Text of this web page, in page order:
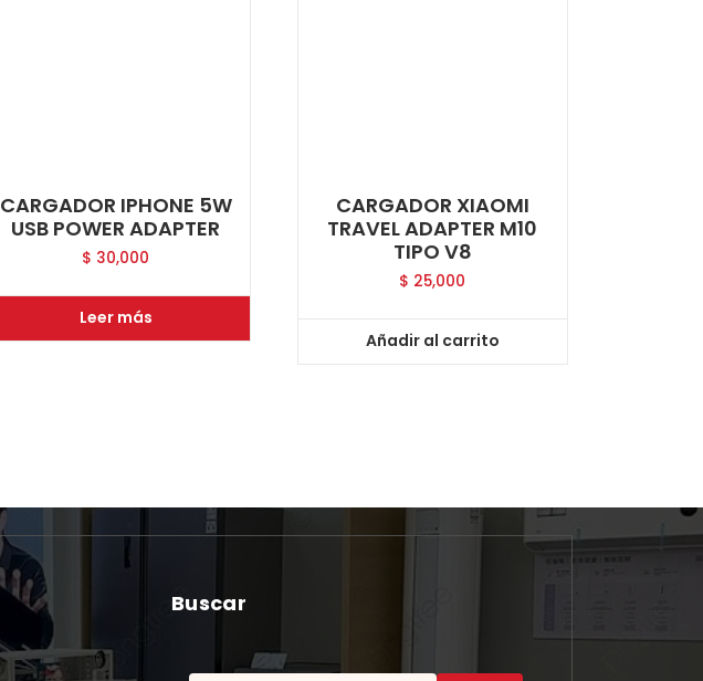
CARGADOR IPHONE 5W
USB POWER ADAPTER
$ 30,000
Leer más
CARGADOR XIAOMI
TRAVEL ADAPTER M10
TIPO V8
$ 25,000
Añadir al carrito
Buscar